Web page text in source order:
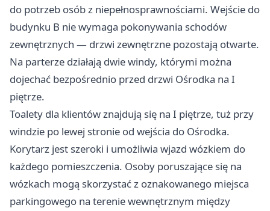
do potrzeb osób z niepełnosprawnościami. Wejście do
budynku B nie wymaga pokonywania schodów
zewnętrznych — drzwi zewnętrzne pozostają otwarte.
Na parterze działają dwie windy, którymi można
dojechać bezpośrednio przed drzwi Ośrodka na I
piętrze.
Toalety dla klientów znajdują się na I piętrze, tuż przy
windzie po lewej stronie od wejścia do Ośrodka.
Korytarz jest szeroki i umożliwia wjazd wózkiem do
każdego pomieszczenia. Osoby poruszające się na
wózkach mogą skorzystać z oznakowanego miejsca
parkingowego na terenie wewnętrznym między